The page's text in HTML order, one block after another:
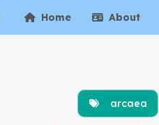
Home About
arcaea